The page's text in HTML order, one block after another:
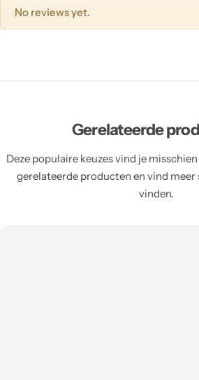
No reviews yet.
Gerelateerde
Deze populaire keuzes vind je
gerelateerde producten en vind meer
vinden.